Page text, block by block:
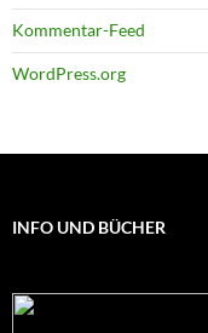
Kommentar-Feed
WordPress.org
INFO UND BÜCHER